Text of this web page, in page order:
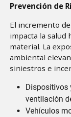
Prevención de
El incremento
impacta la salud
material. La
ambiental
siniestros e
Dispositivos
ventilación
Vehículos